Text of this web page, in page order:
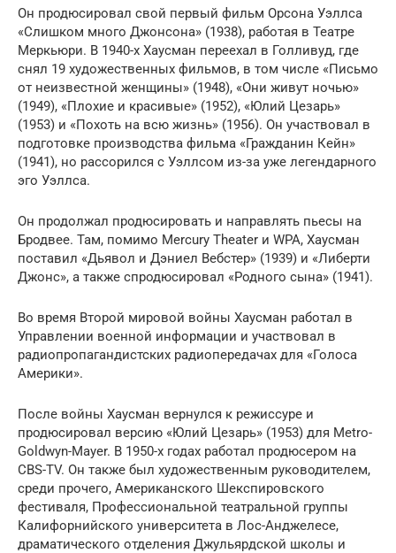
Он продюсировал свой первый фильм Орсона Уэллса
«Слишком много Джонсона» (1938), работая в Театре
Меркьюри. В 1940-х Хаусман переехал в Голливуд, где
снял 19 художественных фильмов, в том числе «Письмо
от неизвестной женщины» (1948), «Они живут ночью»
(1949), «Плохие и красивые» (1952), «Юлий Цезарь»
(1953) и «Похоть на всю жизнь» (1956). Он участвовал в
подготовке производства фильма «Гражданин Кейн»
(1941), но рассорился с Уэллсом из-за уже легендарного
эго Уэллса.
Он продолжал продюсировать и направлять пьесы на
Бродвее. Там, помимо Mercury Theater и WPA, Хаусман
поставил «Дьявол и Дэниел Вебстер» (1939) и «Либерти
Джонс», а также спродюсировал «Родного сына» (1941).
Во время Второй мировой войны Хаусман работал в
Управлении военной информации и участвовал в
радиопропагандистских радиопередачах для «Голоса
Америки».
После войны Хаусман вернулся к режиссуре и
продюсировал версию «Юлий Цезарь» (1953) для Metro-
Goldwyn-Mayer. В 1950-х годах работал продюсером на
CBS-TV. Он также был художественным руководителем,
среди прочего, Американского Шекспировского
фестиваля, Профессиональной театральной группы
Калифорнийского университета в Лос-Анджелесе,
драматического отделения Джульярдской школы и